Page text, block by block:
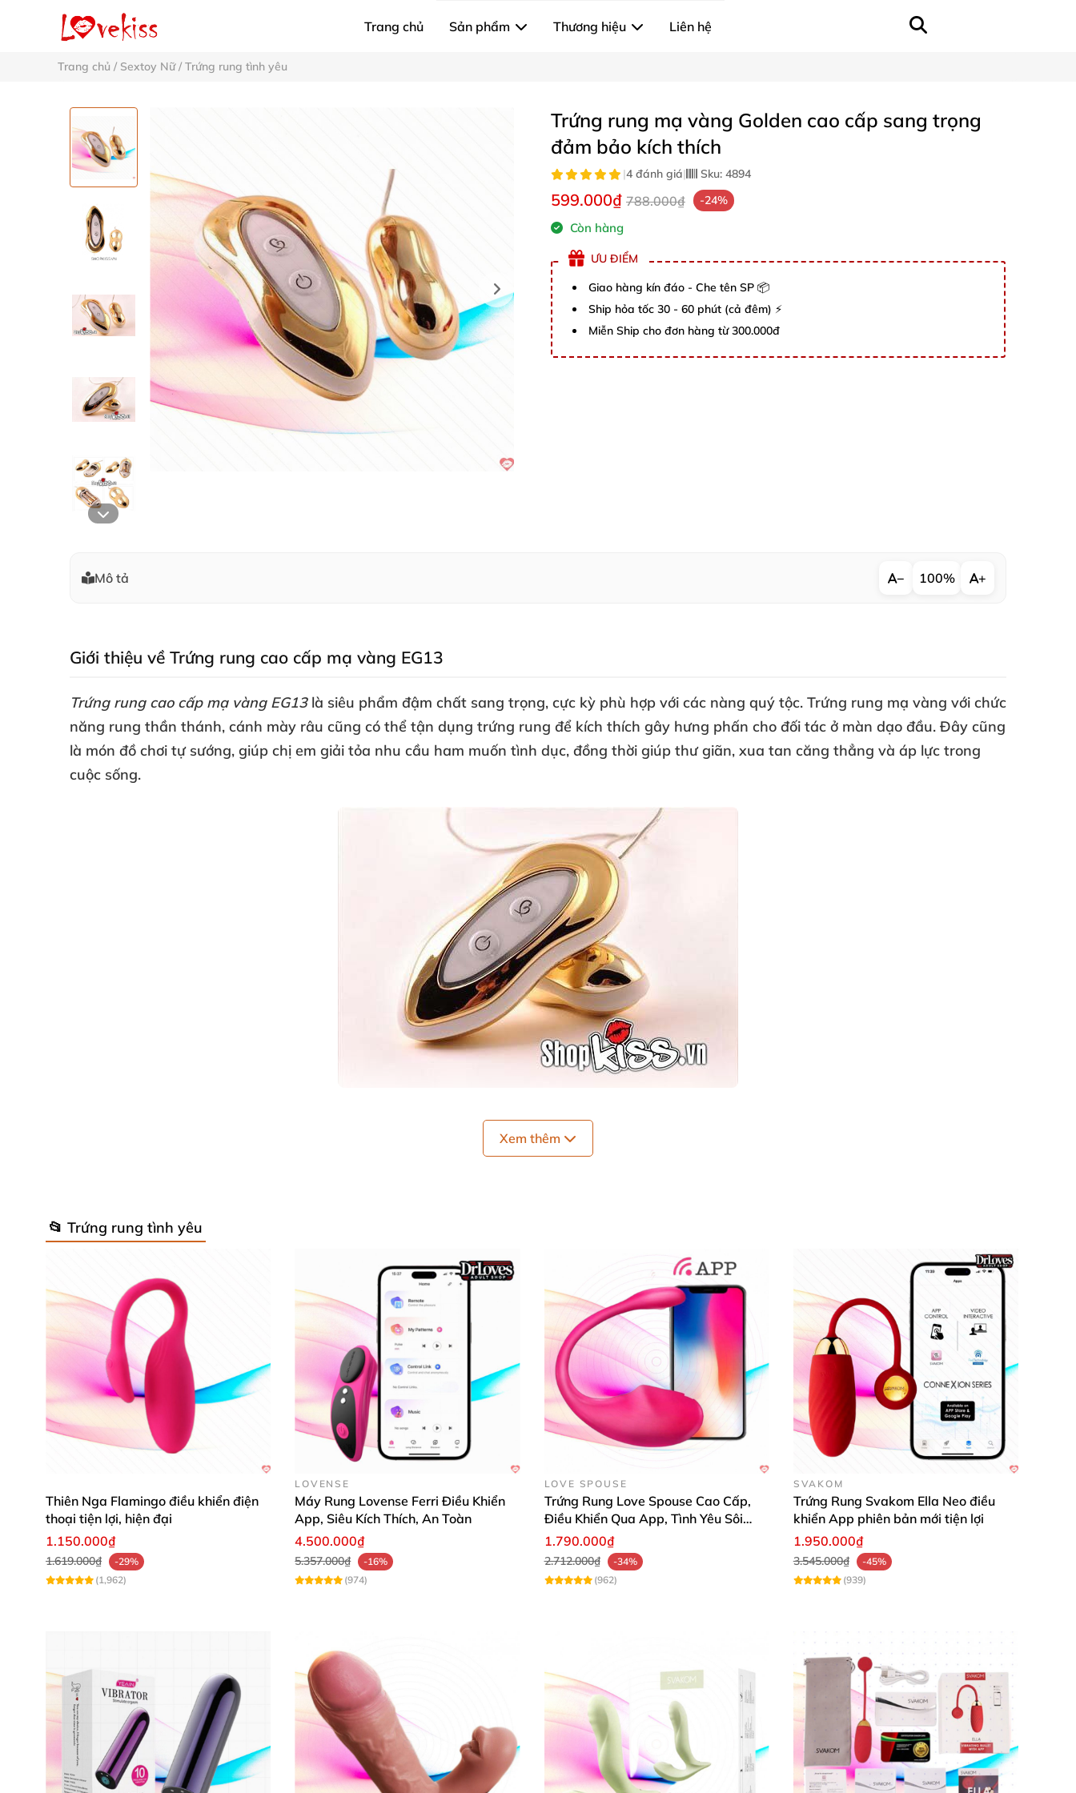
Trang chủ Sản phẩm Thương hiệu Liên hệ
Trang chủ / Sextoy Nữ/ Trứng rung tình yêu
Trứng rung mạ vàng Golden cao cấp sang trọng
đảm bảo kích thích
|4 đánh giá| Sku: 4894
599.000₫ 788.000₫ -24%
Còn hàng
ƯU ĐIỂM
Giao hàng kín đáo - Che tên SP 📦
Ship hỏa tốc 30 - 60 phút (cả đêm) ⚡
Miễn Ship cho đơn hàng từ 300.000đ
Mô tả − 100% +
Giới thiệu về Trứng rung cao cấp mạ vàng EG13
Trứng rung cao cấp mạ vàng EG13 là siêu phẩm đậm chất sang trọng, cực kỳ phù hợp với các nàng quý tộc. Trứng rung mạ vàng với chức
năng rung thần thánh, cánh mày râu cũng có thể tận dụng trứng rung để kích thích gây hưng phấn cho đối tác ở màn dạo đầu. Đây cũng
là món đồ chơi tự sướng, giúp chị em giải tỏa nhu cầu ham muốn tình dục, đồng thời giúp thư giãn, xua tan căng thẳng và áp lực trong
cuộc sống.
của Trứng rung cao cấp mạ vàng EG13
Mã sản phẩm: EG13.
Thể loại: Trứng rung tình yêu.
Đối tượng sử dụng: Nữ giới.
Kích thước: 5cm x 2.5cm.
Chất liệu: ABS cao cấp.
Chế độ rung: 7 chế độ.
Chống thấm nước: Có
Xuất xứ: Hong Kong
của Trứng rung cao cấp mạ vàng EG13
– Thiết kế mạ vàng , sang trọng và đẳng cấp.
– Chất liệu ABS cao cấp.
– 7 chế độ rung siêu kích thích.
Xem thêm
📂 Trứng rung tình yêu
Thiên Nga Flamingo điều khiển điện
thoại tiện lợi, hiện đại
1.150.000₫
1.619.000₫
-29%
(1,962)
LOVENSE
Máy Rung Lovense Ferri Điều Khiển
App, Siêu Kích Thích, An Toàn
4.500.000₫
5.357.000₫
-16%
(974)
LOVE SPOUSE
Trứng Rung Love Spouse Cao Cấp,
Điều Khiển Qua App, Tình Yêu Sôi
Động
1.790.000₫
2.712.000₫
-34%
(962)
SVAKOM
Trứng Rung Svakom Ella Neo điều
khiển App phiên bản mới tiện lợi
1.950.000₫
3.545.000₫
-45%
(939)